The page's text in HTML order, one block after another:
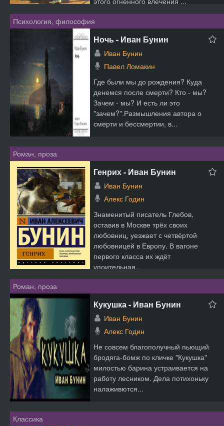
Психология, философия
Ночь - Иван Бунин
Иван Бунин
Павел Ломакин
Где были мы до рождения? Куда
денемся после смерти? Кто - мы?
Зачем - мы? И есть ли это
"зачем?".Размышления автора о
смерти и бессмертии, в...
Роман, проза
Генрих - Иван Бунин
Иван Бунин
Алекс Годин
Знаменитый писатель Глебов,
оставив в Москве трёх своих
любовниц, уезжает с четвёртой
любовницей в Европу. В вагоне
первого класса их ждёт
упоительная...
Роман, проза
Кукушка - Иван Бунин
Иван Бунин
Алекс Годин
Не совсем благополучный пьющий
бродяга-бомж по кличке "Кукушка"
милостью барина устраивается на
работу лесником. Дела потихоньку
налаживются...
Классика